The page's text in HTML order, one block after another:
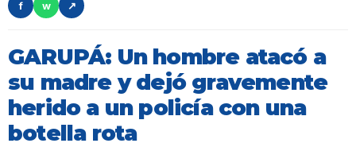
f
w ↗
GARUPÁ: Un hombre atacó a
su madre y dejó gravemente
herido a un policía con una
botella rota